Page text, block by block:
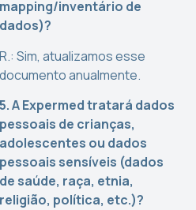
mapping/inventário de
dados)?
R.: Sim, atualizamos esse
documento anualmente.
5. A Expermed tratará dados
pessoais de crianças,
adolescentes ou dados
pessoais sensíveis (dados
de saúde, raça, etnia,
religião, política, etc.)?